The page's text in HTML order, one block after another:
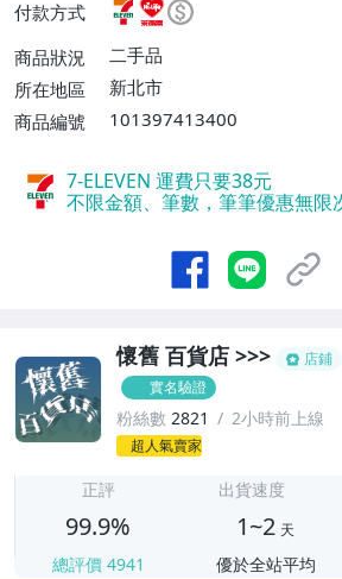
【單件運費$38、滿3件或消
運費】、萊爾富取貨付款【單
0】、郵局掛號【單件運費
付款方式
商品狀況
二手品
所在地區
新北市
商品編號
101397413400
7-ELEVEN 運費只要38元
不限金額、筆數，筆筆優惠無限
懷舊 百貨店 >>>
店鋪
實名驗證
粉絲數 2821 2小時前上線
超人氣賣家
正評
99.9%
總評價 4941
出貨速度
1~2 天
優於全站平均